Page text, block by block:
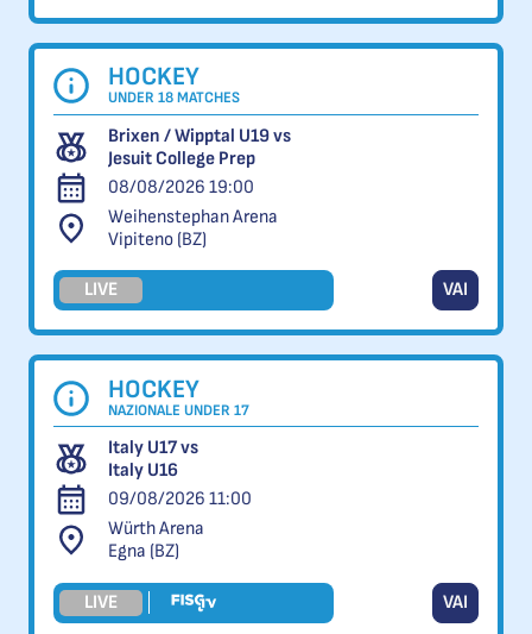
HOCKEY
UNDER 18 MATCHES
Brixen / Wipptal U19 vs
Jesuit College Prep
08/08/2026 19:00
Weihenstephan Arena
Vipiteno (BZ)
LIVE VAI
HOCKEY
NAZIONALE UNDER 17
Italy U17 vs
Italy U16
09/08/2026 11:00
Würth Arena
Egna (BZ)
LIVE VAI